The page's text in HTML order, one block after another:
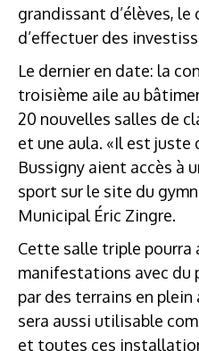
grandissant d’élèves,
d’effectuer des
Le dernier en date: la
troisième aile au
20 nouvelles salles de
et une aula. «Il est juste
Bussigny aient accès à
sport sur le site du
Municipal Éric Zingre.
Cette salle triple pourra
manifestations avec du
par des terrains en plein
sera aussi utilisable
et toutes ces